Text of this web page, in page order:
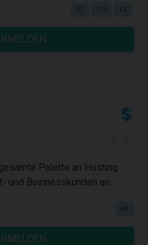
AT CH +2
Palette an Hosting
und Businesskunden an.
AT